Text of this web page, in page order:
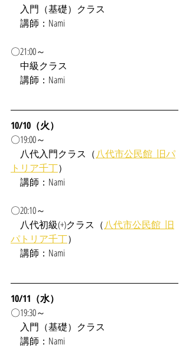
入門（基礎）クラス
講師：Nami
〇21:00～
中級クラス
講師：Nami
10/10（火）
〇19:00～
八代入門クラス（八代市公民館_旧パ
トリア千丁）
講師：Nami
〇20:10～
八代初級(+)クラス（八代市公民館_旧
パトリア千丁）
講師：Nami
10/11（水）
〇19:30～
入門（基礎）クラス
講師：Nami